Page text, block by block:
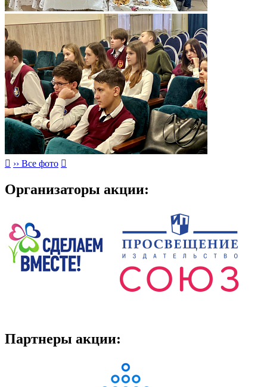
 ›› Все фото 
Организаторы акции:
Партнеры акции: